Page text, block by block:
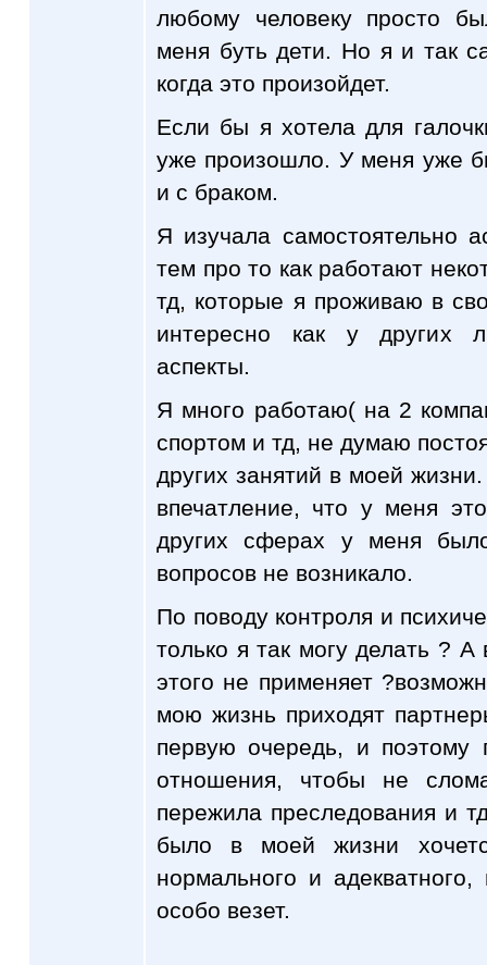
любому человеку просто
меня буть дети. Но я и так
когда это произойдет.
Если бы я хотела для
уже произошло. У меня уже
и с браком.
Я изучала самостоятельно
тем про то как работают
тд, которые я проживаю в
интересно как у других
аспекты.
Я много работаю( на 2
спортом и тд, не думаю
других занятий в моей
впечатление, что у меня
других сферах у меня
вопросов не возникало.
По поводу контроля и
только я так могу делать ?
этого не применяет
мою жизнь приходят
первую очередь, и поэтому
отношения, чтобы не
пережила преследования и
было в моей жизни
нормального и
особо везет.